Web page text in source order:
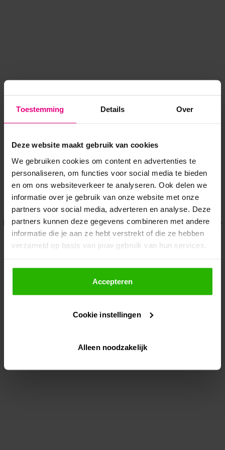
Toestemming Details Over
Deze website maakt gebruik van cookies
We gebruiken cookies om content en advertenties te
personaliseren, om functies voor social media te bieden
en om ons websiteverkeer te analyseren. Ook delen we
informatie over je gebruik van onze website met onze
partners voor social media, adverteren en analyse. Deze
partners kunnen deze gegevens combineren met andere
informatie die je aan ze hebt verstrekt of die ze hebben
verzameld op basis van jouw gebruik van hun services.
Als je op "Accepteer" klikt, dan geef je Voordeeluitjes.nl
toestemming om cookies voor social media en
gepersonaliseerde advertenties te plaatsen.
Lees hier meer over in onsprivacybeleid
Via "Cookie instellingen" kun je ook zelf instellen welke
Accepteren
Cookie instellingen
Alleen noodzakelijk
Application error: a client-side exception has occurred while
loadingwww.voordeeluitjes.nl (see the browser console for more
information).